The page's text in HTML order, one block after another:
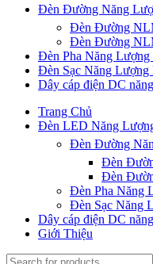
Đèn Đường Năng
Đèn Đường
Đèn Đường
Đèn Pha Năng Lượng
Đèn Sạc Năng Lượng
Dây cáp điện DC
Trang Chủ
Đèn LED Năng
Đèn Đường
Đèn
Đèn
Đèn Pha Năng
Đèn Sạc Năng
Dây cáp điện DC
Giới Thiệu